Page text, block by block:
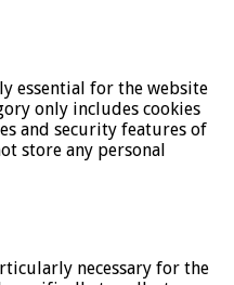
essential for the website
only includes cookies
and security features of
store any personal
necessary for the